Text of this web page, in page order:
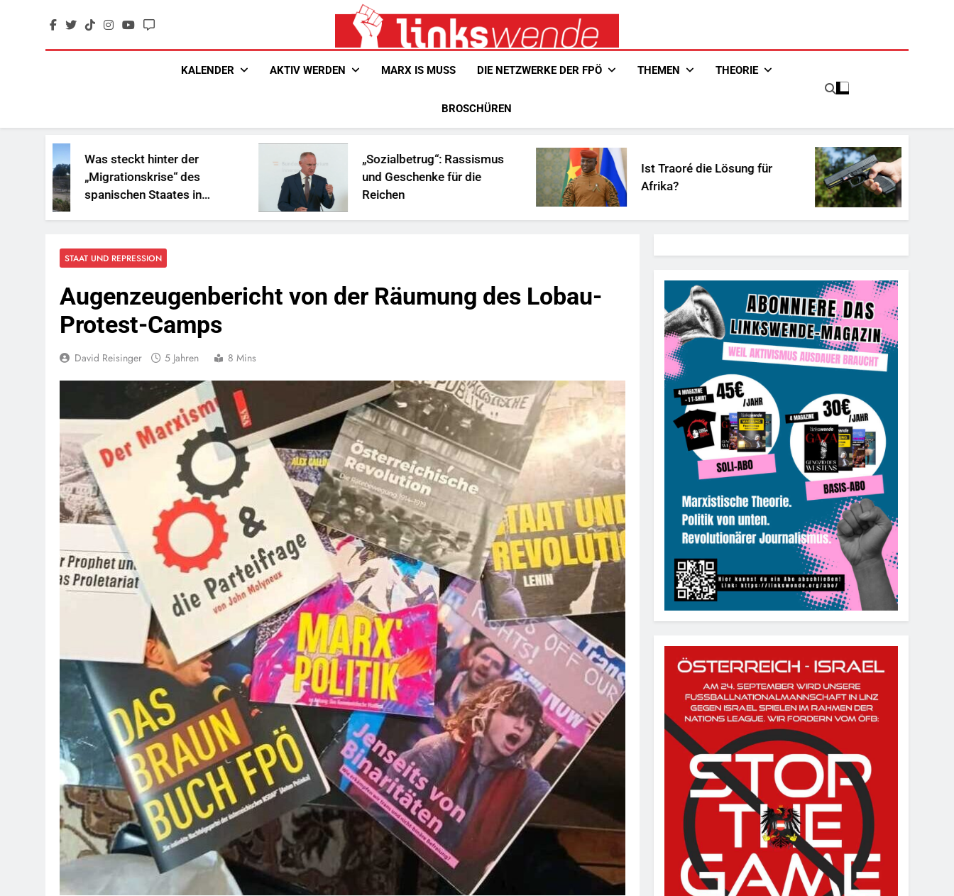
Linkswende Jetzt!
KALENDER AKTIV WERDEN MARX IS MUSS DIE NETZWERKE DER FPÖ THEMEN THEORIE
BROSCHÜREN
steckt hinter der
des
Staates in
„Sozialbetrug“: Rassismus
und Geschenke für die
Reichen
Ist Traoré die Lösung für
Afrika?
Unschuldiges Österreich
STAAT UND REPRESSION
Augenzeugenbericht von der Räumung des Lobau-
Protest-Camps
David Reisinger 5 Jahren 8 Mins